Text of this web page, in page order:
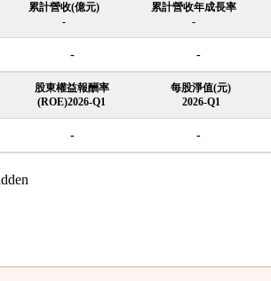
累計營收(億元)
-
累計營收年成長率
-
- -
股東權益報酬率
(ROE)2026-Q1
每股淨值(元)
2026-Q1
- -